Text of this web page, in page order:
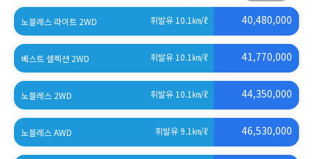
노블레스 라이트 2WD 휘발유 10.1 ㎞/ℓ 40,480,000
베스트 셀렉션 2WD 휘발유 10.1 ㎞/ℓ 41,770,000
노블레스 2WD 휘발유 10.1 ㎞/ℓ 44,350,000
노블레스 AWD 휘발유 9.1 ㎞/ℓ 46,530,000